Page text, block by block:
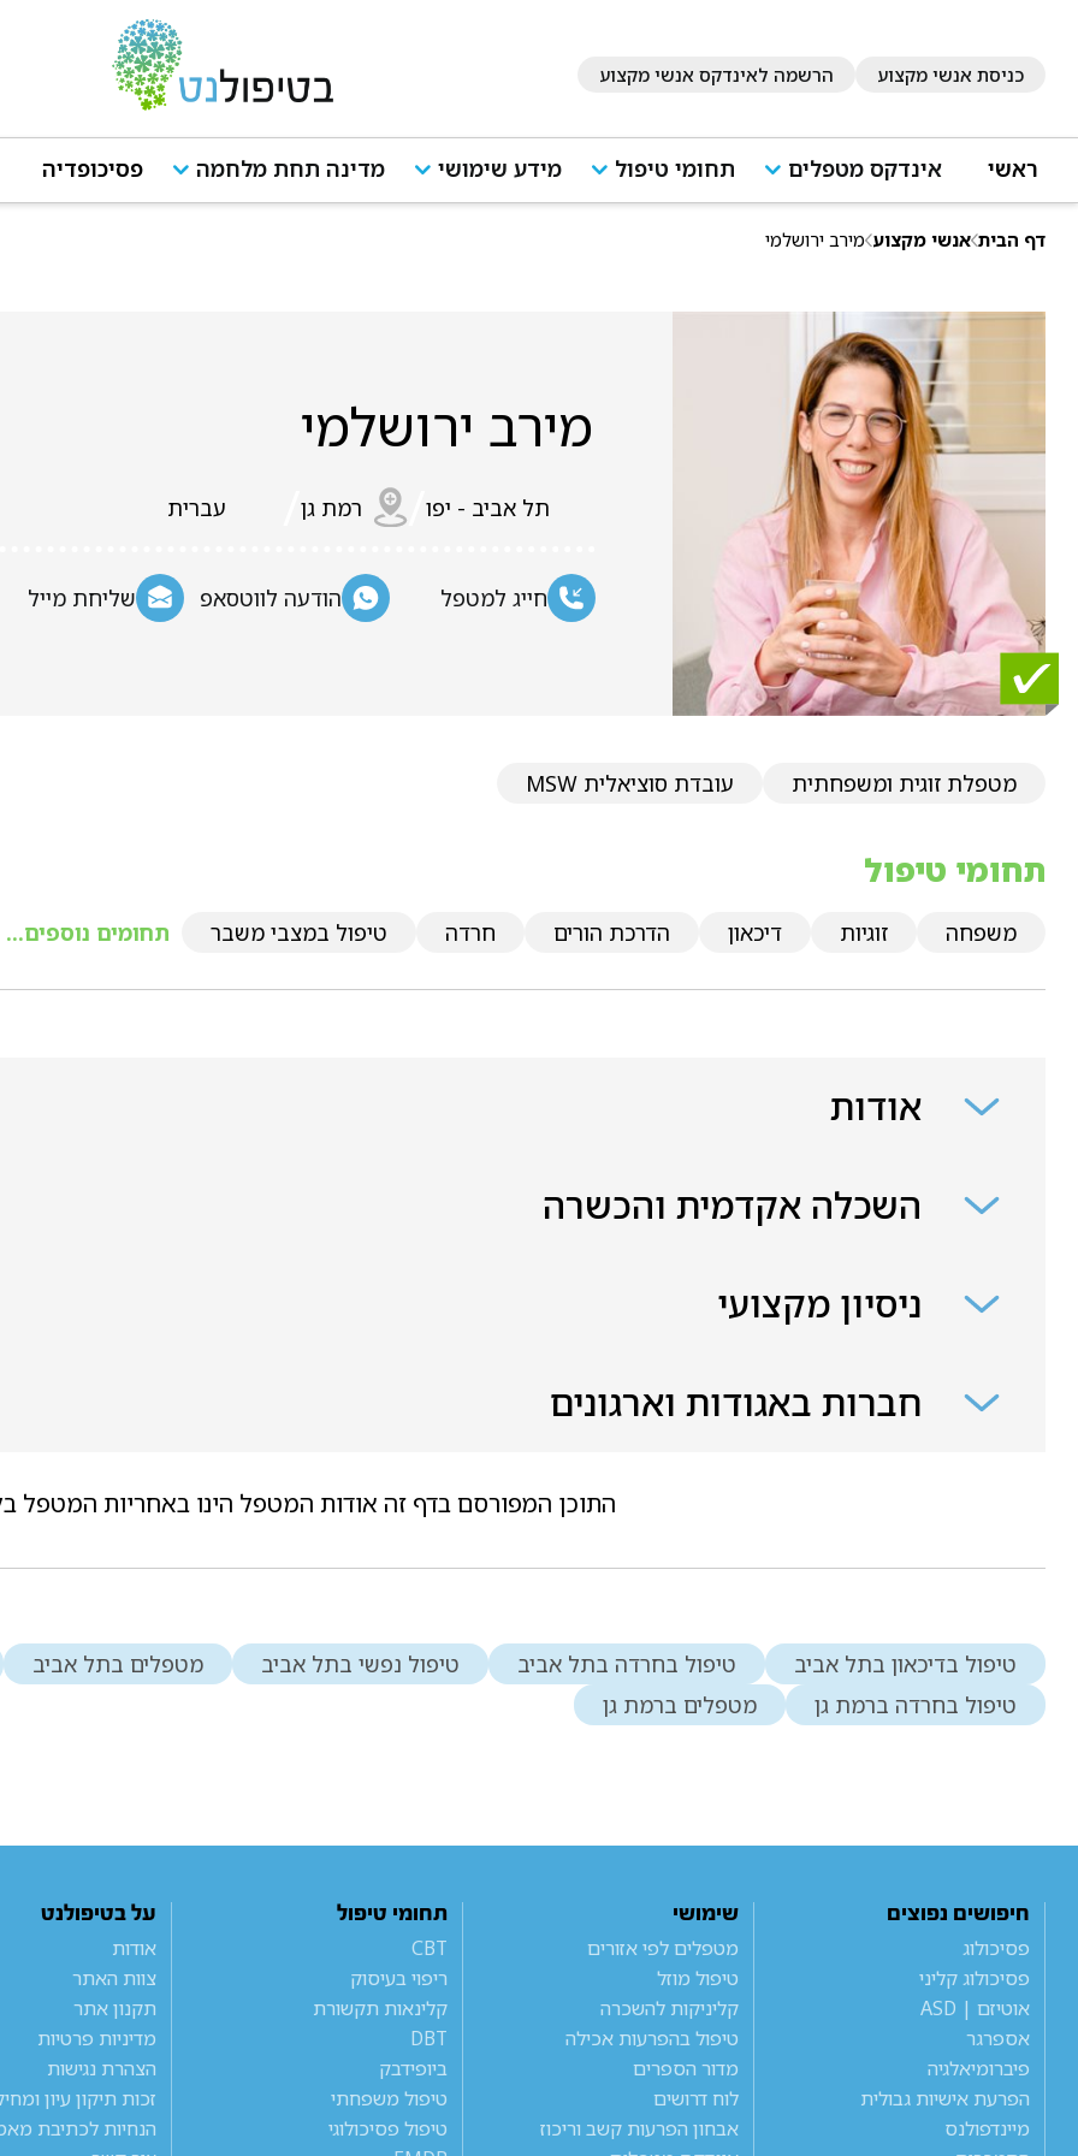
כניסת אנשי מקצוע הרשמה לאינדקס אנשי מקצוע
ראשי אינדקס מטפלים תחומי טיפול מידע שימושי מדינה תחת מלחמה פסיכופדיה
דף הבית אנשי מקצוע מירב ירושלמי
מירב ירושלמי
תל אביב - יפו רמת גן עברית
חייג למטפל הודעה לווטסאפ שליחת מייל
מטפלת זוגית ומשפחתית עובדת סוציאלית MSW
תחומי טיפול
משפחה זוגיות דיכאון הדרכת הורים חרדה טיפול במצבי משבר תחומים נוספים...
אודות
השכלה אקדמית והכשרה
ניסיון מקצועי
חברות באגודות וארגונים
התוכן המפורסם בדף זה אודות המטפל הינו באחריות המטפל
טיפול בדיכאון בתל אביב טיפול בחרדה בתל אביב טיפול נפשי בתל אביב
מטפלים בתל אביב
טיפול בחרדה ברמת גן
מטפלים ברמת גן
חיפושים נפוצים
פסיכולוג
פסיכולוג קליני
אוטיזם | ASD
אספרגר
פיברומיאלגיה
הפרעת אישיות גבולית
מיינדפולנס
שימושי
מטפלים לפי אזורים
טיפול מוזל
קליניקות להשכרה
טיפול בהפרעות אכילה
מדור הספרים
לוח דרושים
אבחון הפרעות קשב וריכוז
תחומי טיפול
CBT
ריפוי בעיסוק
קלינאות תקשורת
DBT
ביופידבק
טיפול משפחתי
טיפול פסיכולוגי
על בטיפולנט
אודות
צוות האתר
תקנון אתר
מדיניות פרטיות
הצהרת נגישות
זכות תיקון עיון
הנחיות לכתיבת